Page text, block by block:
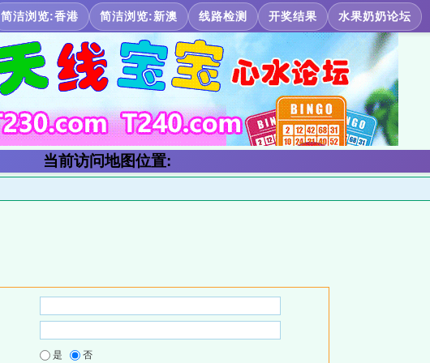
简洁浏览:香港 简洁浏览:新澳 线路检测 开奖结果 水果奶奶论坛
当前访问地图位置:
是 否